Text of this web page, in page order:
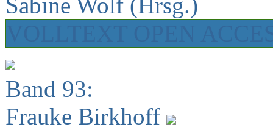
Band 93:
Frauke Birkhoff